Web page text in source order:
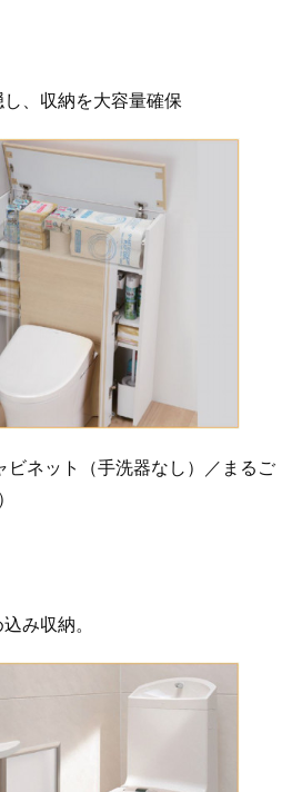
、収納を大容量確保
ネット（手洗器なし）／まるご
み収納。